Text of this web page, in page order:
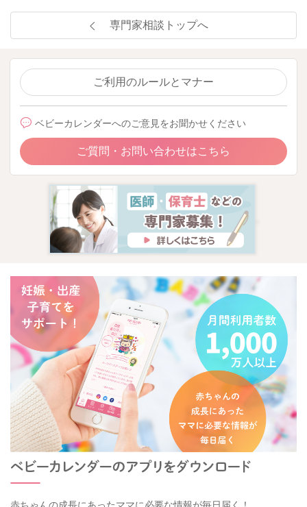
専門家相談トップへ
ご利用のルールとマナー
ベビーカレンダーへのご意見をお聞かせください
ご質問・お問い合わせはこちら